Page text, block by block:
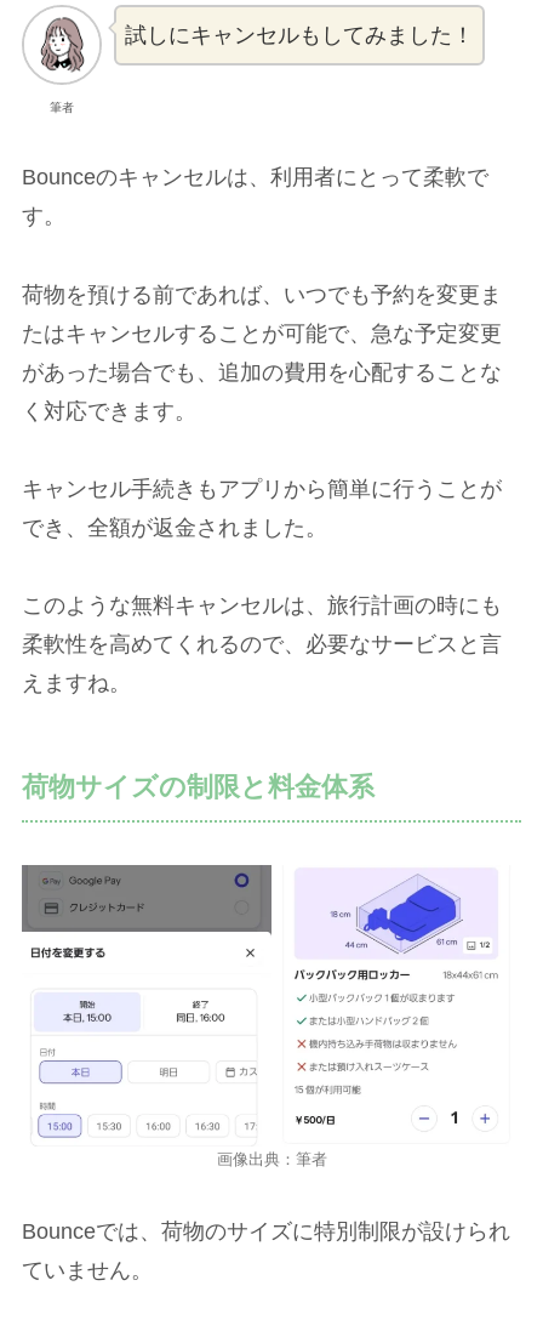
筆者
試しにキャンセルもしてみました！
Bounceのキャンセルは、利用者にとって柔軟で
す。
荷物を預ける前であれば、いつでも予約を変更ま
たはキャンセルすることが可能で、急な予定変更
があった場合でも、追加の費用を心配することな
く対応できます。
キャンセル手続きもアプリから簡単に行うことが
でき、全額が返金されました。
このような無料キャンセルは、旅行計画の時にも
柔軟性を高めてくれるので、必要なサービスと言
えますね。
荷物サイズの制限と料金体系
画像出典：筆者
Bounceでは、荷物のサイズに特別制限が設けられ
ていません。